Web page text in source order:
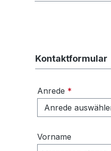
Kontaktformular
Anrede *
Vorname